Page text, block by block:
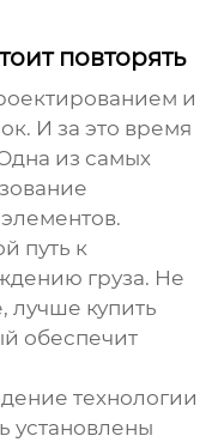
повторять
и
. И за это время
из самых
путь к
груза. Не
лучше купить
обеспечит
технологии
установлены